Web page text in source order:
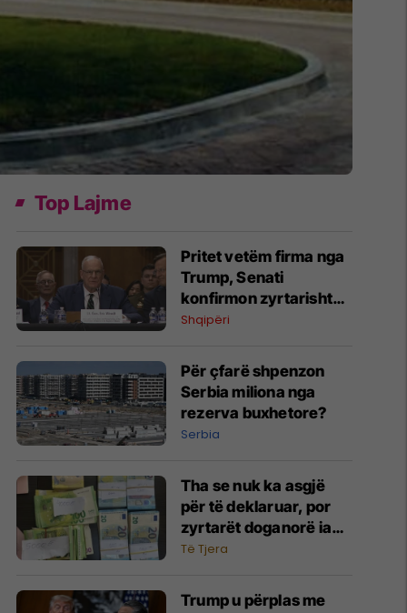
Top Lajme
Pritet vetëm firma nga
Trump, Senati
konfirmon zyrtarisht
Eric Wendt ambasador
Shqipëri
Për çfarë shpenzon
Serbia miliona nga
rezerva buxhetore?
Serbia
Tha se nuk ka asgjë
për të deklaruar, por
zyrtarët doganorë ia
gjejnë 30 mijë euro
Të Tjera
Trump u përplas me